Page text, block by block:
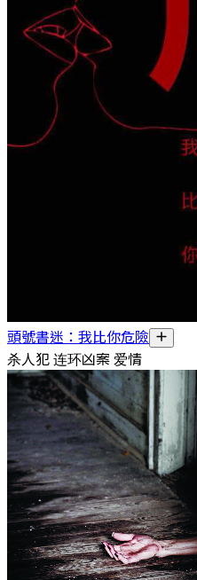
頭號書迷：我比你危險
杀人犯 连环凶案 爱情